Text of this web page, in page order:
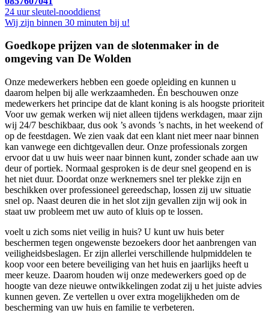
24 uur sleutel-nooddienst
Wij zijn binnen 30 minuten bij u!
Goedkope prijzen van de slotenmaker in de
omgeving van De Wolden
Onze medewerkers hebben een goede opleiding en kunnen u
daarom helpen bij alle werkzaamheden. Én beschouwen onze
medewerkers het principe dat de klant koning is als hoogste prioriteit
Voor uw gemak werken wij niet alleen tijdens werkdagen, maar zijn
wij 24/7 beschikbaar, dus ook ’s avonds ’s nachts, in het weekend of
op de feestdagen. We zien vaak dat een klant niet meer naar binnen
kan vanwege een dichtgevallen deur. Onze professionals zorgen
ervoor dat u uw huis weer naar binnen kunt, zonder schade aan uw
deur of portiek. Normaal gesproken is de deur snel geopend en is
het niet duur. Doordat onze werknemers snel ter plekke zijn en
beschikken over professioneel gereedschap, lossen zij uw situatie
snel op. Naast deuren die in het slot zijn gevallen zijn wij ook in
staat uw probleem met uw auto of kluis op te lossen.
voelt u zich soms niet veilig in huis? U kunt uw huis beter
beschermen tegen ongewenste bezoekers door het aanbrengen van
veiligheidsbeslagen. Er zijn allerlei verschillende hulpmiddelen te
koop voor een betere beveiliging van het huis en jaarlijks heeft u
meer keuze. Daarom houden wij onze medewerkers goed op de
hoogte van deze nieuwe ontwikkelingen zodat zij u het juiste advies
kunnen geven. Ze vertellen u over extra mogelijkheden om de
bescherming van uw huis en familie te verbeteren.